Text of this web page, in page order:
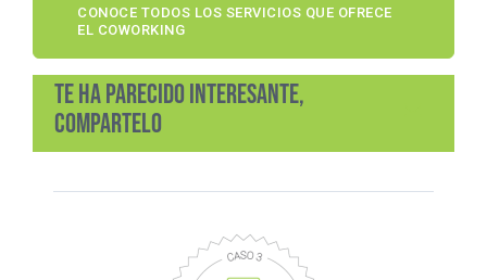
CONOCE TODOS LOS SERVICIOS QUE OFRECE
EL COWORKING
Te ha parecido interesante,
compartelo